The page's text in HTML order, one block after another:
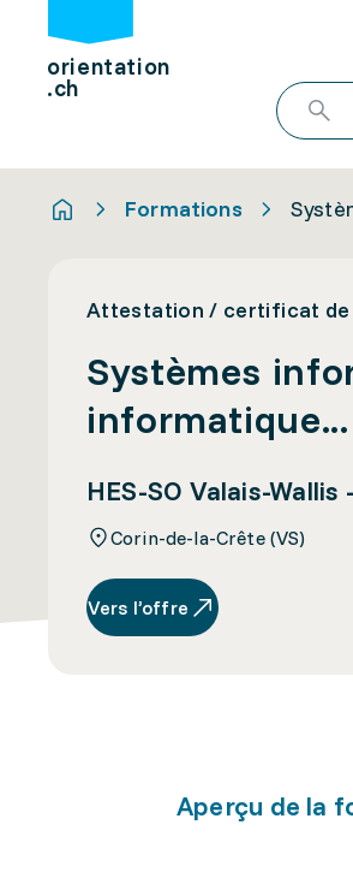
orientation
.ch
Formations
Attestation / certificat de
Systèmes
informatique...
HES-SO Valais-
Corin-de-la-Crête (VS)
Vers l’offre
Aperçu de la